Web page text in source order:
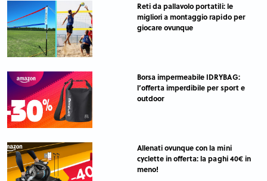
Reti da pallavolo portatili: le
migliori a montaggio rapido per
giocare ovunque
Borsa impermeabile IDRYBAG:
l’offerta imperdibile per sport e
outdoor
Allenati ovunque con la mini
cyclette in offerta: la paghi 40€ in
meno!